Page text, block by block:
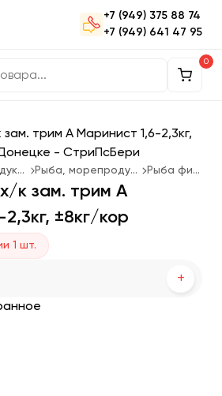
+7 (949) 375 88 74
+7 (949) 641 47 95
0
Каталог продукции Рыба, морепродукты Рыба филе
к зам. трим А
±8кг/кор
1 шт.
+